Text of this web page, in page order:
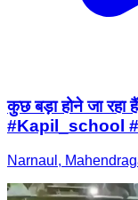
कुछ बड़ा होने जा
#Kapil_school
Narnaul,